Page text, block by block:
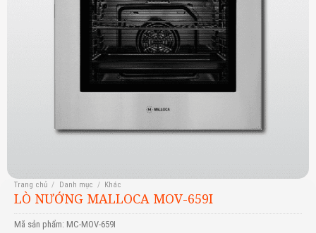
Trang chủ / Danh mục / Khác
LÒ NƯỚNG MALLOCA MOV-659I
Mã sản phẩm: MC-MOV-659I